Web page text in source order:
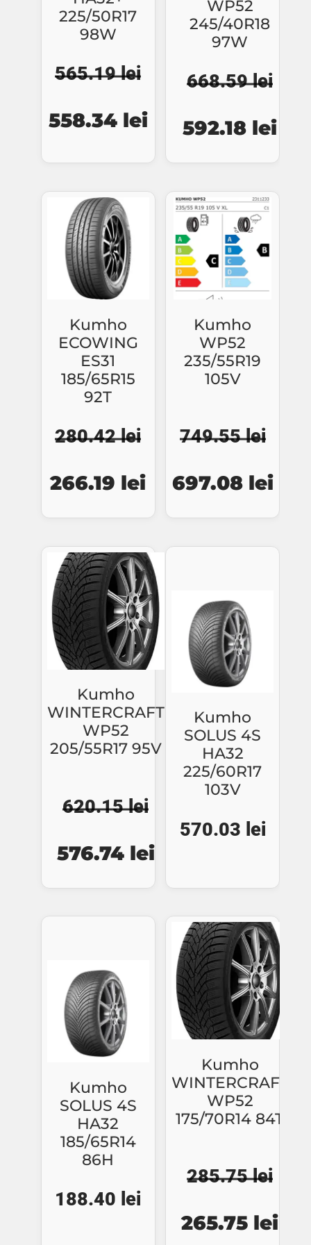
225/50R17
98W
565.19lei
inițial
a
fost:
565.19 lei.
558.34 lei
curent
este:
558.34 lei.
WP52
245/40R18
97W
668.59lei
inițial
a
fost:
668.59 lei.
592.18 lei
Kumho
ECOWING
ES31
185/65R15
92T
280.42lei
inițial
a
fost:
280.42 lei.
266.19 lei
curent
este:
266.19 lei.
Kumho
WP52
235/55R19
105V
749.55lei
inițial
a
fost:
697.08 lei
Kumho
WINTERCRAFT
WP52
205/55R17 95V
620.15lei
inițial
a
fost:
576.74 lei
Prețul
curent
este:
576.74 lei.
Kumho
SOLUS 4S
HA32
225/60R17
103V
570.03 lei
Kumho
SOLUS 4S
HA32
185/65R14
86H
188.40 lei
Kumho
WINTERCRAFT
WP52
175/70R14 84T
285.75lei
inițial
265.75 lei